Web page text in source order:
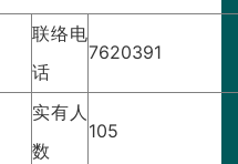
联络电
话
7620391
实有人
数
105